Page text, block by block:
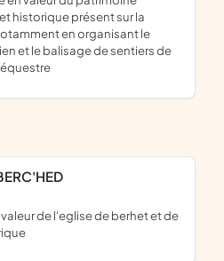
historique présent sur la
en organisant le
et le balisage de sentiers de